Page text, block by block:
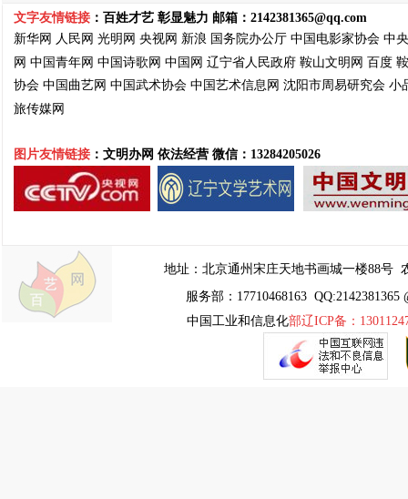
文字友情链接 ：百姓才艺 彰显魅力 邮箱： 2142381365@qq.com
新华网 人民网 光明网 央视网 新浪 国务院办公厅 中国电影家协会 中
网 中国青年网 中国诗歌网 中国网 辽宁省人民政府 鞍山文明网 百度
协会 中国曲艺网 中国武术协会 中国艺术信息网 沈阳市周易研究会 小
旅传媒网
图片友情链接 ：文明办网 依法经营 微信：13284205026
地址： 北京通州宋庄天地书画城一楼88号
服务部：17710468163 QQ:2142381365
中国工业和信息化部辽ICP备：